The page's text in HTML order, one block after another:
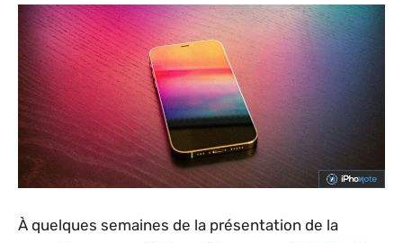
À quelques semaines de la présentation de la